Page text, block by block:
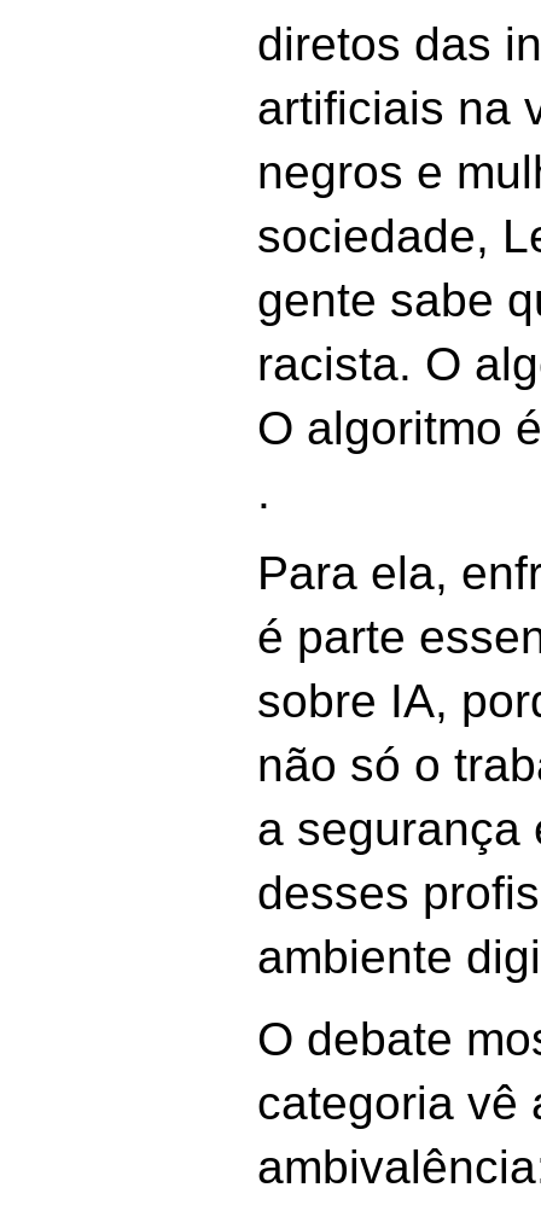
diretos das
artificiais na
negros e
sociedade,
gente sabe
racista. O
O algoritmo
.
Para ela,
é parte
sobre IA,
não só o
a segurança
desses
ambiente
O debate
categoria vê